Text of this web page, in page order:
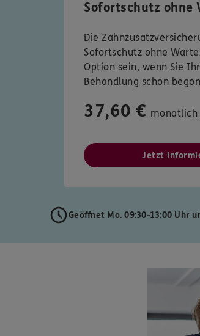
Sofortschutz ohne
Die
Sofortschutz ohne
Option sein, wenn Sie
Behandlung schon
37,60 € monatlich
Jetzt
Geöffnet Mo. 09:30-13:00 Uhr